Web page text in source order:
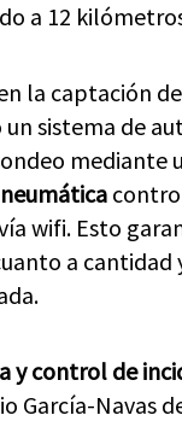
a 12
la captación de
sistema de
mediante
wifi. Esto
a cantidad
y control de
García-Navas